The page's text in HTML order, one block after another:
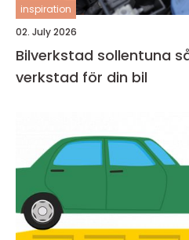
inspiration
02. July 2026
Bilverkstad sollentuna så väljer du rätt
verkstad för din bil